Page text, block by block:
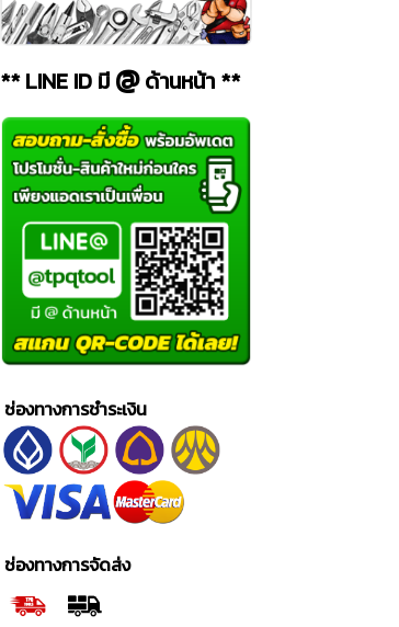
** LINE ID มี @ด้านหน้า **
ช่องทางการชำระเงิน
ช่องทางการจัดส่ง